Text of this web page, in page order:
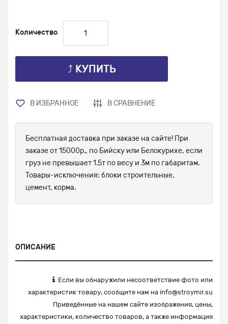
Количество
⤴ КУПИТЬ
В ИЗБРАННОЕ В СРАВНЕНИЕ
Бесплатная доставка при заказе на сайте! При
заказе от 15000р., по Бийску или Белокурихе, если
груз не превышает 1.5т по весу и 3м по габаритам.
Товары-исключения: блоки строительные,
цемент, корма.
ОПИСАНИЕ
Если вы обнаружили несоответствие фото или
характеристик товару, сообщите нам на info@stroymir.su
Приведённые на нашем сайте изображения, цены,
характеристики, количество товаров, а также информация